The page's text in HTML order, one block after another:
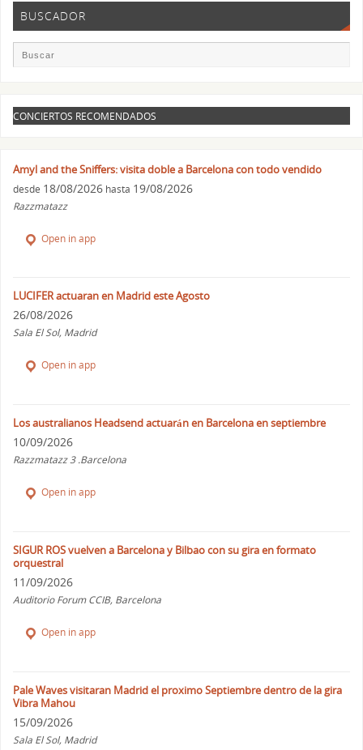
BUSCADOR
CONCIERTOS RECOMENDADOS
Amyl and the Sniffers: visita doble a Barcelona con todo vendido
desde 18/08/2026 hasta 19/08/2026
Razzmatazz
Open in app
LUCIFER actuaran en Madrid este Agosto
26/08/2026
Sala El Sol, Madrid
Open in app
Los australianos Headsend actuarán en Barcelona en septiembre
10/09/2026
Razzmatazz 3 .Barcelona
Open in app
SIGUR ROS vuelven a Barcelona y Bilbao con su gira en formato
orquestral
11/09/2026
Auditorio Forum CCIB, Barcelona
Open in app
Pale Waves visitaran Madrid el proximo Septiembre dentro de la gira
Vibra Mahou
15/09/2026
Sala El Sol, Madrid